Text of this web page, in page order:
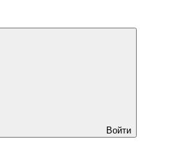
Войти